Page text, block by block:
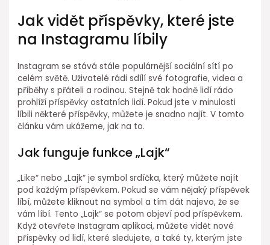
Jak vidět příspěvky, které jste
na Instagramu líbily
Instagram se stává stále populárnější sociální sítí po
celém světě. Uživatelé rádi sdílí své fotografie, videa a
příběhy s přáteli a rodinou. Stejně tak hodně lidí rádo
prohlíží příspěvky ostatních lidí. Pokud jste v minulosti
líbili některé příspěvky, můžete je snadno najít. V tomto
článku vám ukážeme, jak na to.
Jak funguje funkce „Lajk“
„Like“ nebo „Lajk“ je symbol srdíčka, který můžete najít
pod každým příspěvkem. Pokud se vám nějaký příspěvek
líbí, můžete kliknout na symbol a tím dát najevo, že se
vám líbí. Tento „Lajk“ se potom objeví pod příspěvkem.
Když otevřete Instagram aplikaci, můžete vidět nové
příspěvky od lidí, které sledujete, a také ty, kterým jste